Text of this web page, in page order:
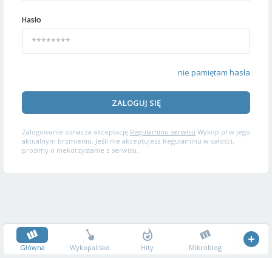
Hasło
nie pamiętam hasła
ZALOGUJ SIĘ
Zalogowanie oznacza akceptację Regulaminu serwisu Wykop.pl w jego
aktualnym brzmieniu. Jeśli nie akceptujesz Regulaminu w całości,
prosimy o niekorzystanie z serwisu.
Główna Wykopalisko Hity Mikroblog